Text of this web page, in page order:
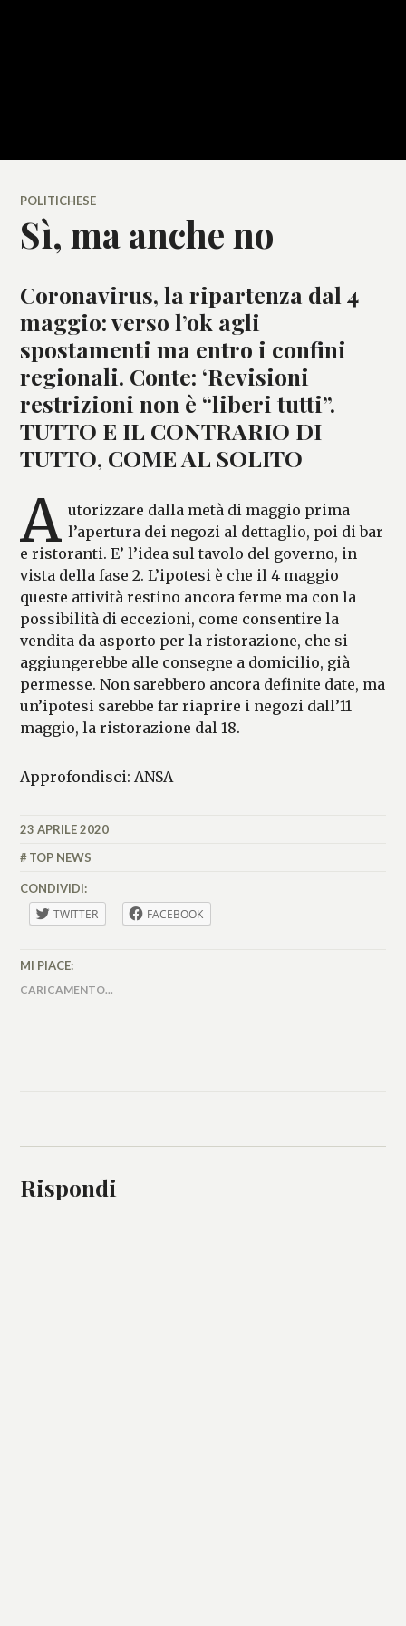
POLITICHESE
Sì, ma anche no
Coronavirus, la ripartenza dal 4
maggio: verso l’ok agli
spostamenti ma entro i confini
regionali. Conte: ‘Revisioni
restrizioni non è “liberi tutti”.
TUTTO E IL CONTRARIO DI
TUTTO, COME AL SOLITO
A utorizzare dalla metà di maggio prima
l’apertura dei negozi al dettaglio, poi di bar
e ristoranti. E’ l’idea sul tavolo del governo, in
vista della fase 2. L’ipotesi è che il 4 maggio
queste attività restino ancora ferme ma con la
possibilità di eccezioni, come consentire la
vendita da asporto per la ristorazione, che si
aggiungerebbe alle consegne a domicilio, già
permesse. Non sarebbero ancora definite date, ma
un’ipotesi sarebbe far riaprire i negozi dall’11
maggio, la ristorazione dal 18.
Approfondisci: ANSA
MATTEO
23 APRILE 2020
TOP NEWS
CONDIVIDI:
TWITTER FACEBOOK
MI PIACE:
CARICAMENTO...
Rispondi